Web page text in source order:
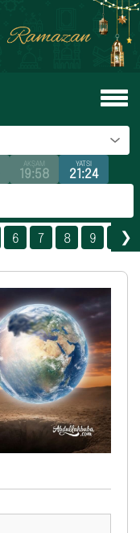
AKŞAM
19:58
YATSI
21:24
6 7 8 9 10❯